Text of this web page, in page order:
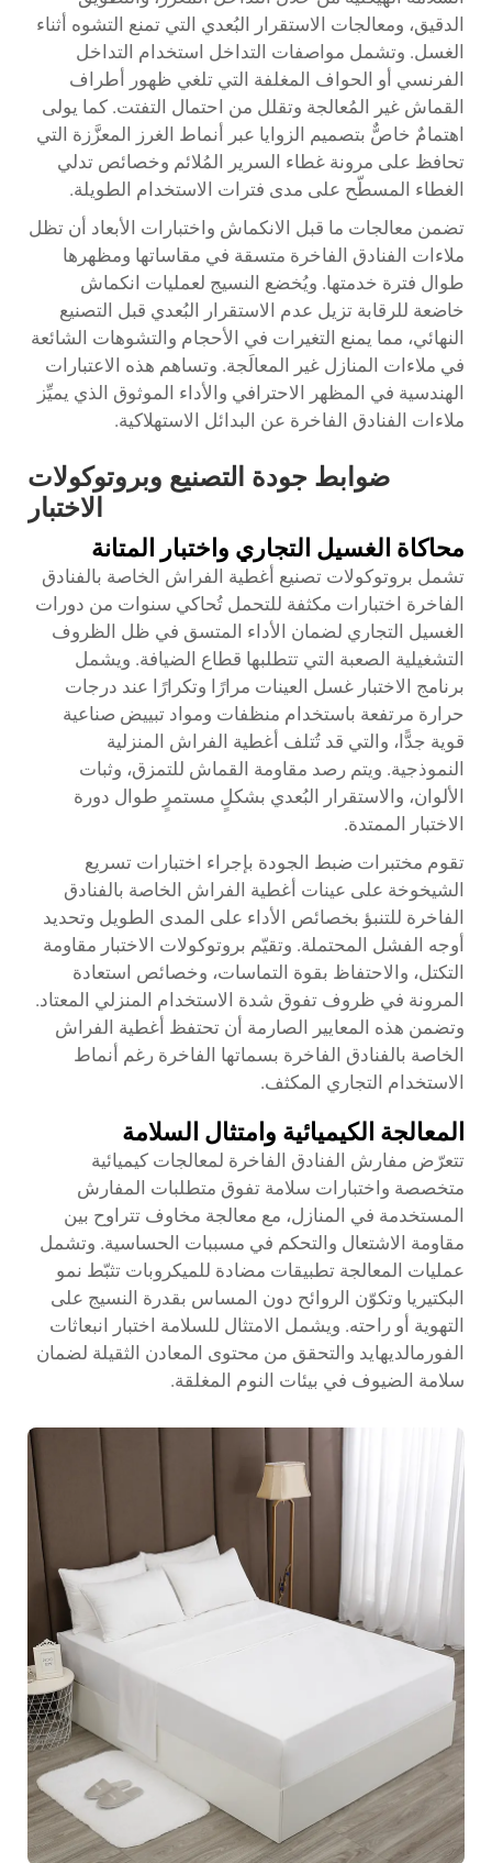
الدقيق، ومعالجات الاستقرار البُعدي التي تمنع التشوه أثناء
الغسل. وتشمل مواصفات التداخل استخدام التداخل
الفرنسي أو الحواف المغلفة التي تلغي ظهور أطراف
القماش غير المُعالجة وتقلل من احتمال التفتت. كما يولى
اهتمامٌ خاصٌّ بتصميم الزوايا عبر أنماط الغرز المعزَّزة التي
تحافظ على مرونة غطاء السرير المُلائم وخصائص تدلي
الغطاء المسطّح على مدى فترات الاستخدام الطويلة.
تضمن معالجات ما قبل الانكماش واختبارات الأبعاد أن تظل
ملاءات الفنادق الفاخرة متسقة في مقاساتها ومظهرها
طوال فترة خدمتها. ويُخضع النسيج لعمليات انكماش
خاضعة للرقابة تزيل عدم الاستقرار البُعدي قبل التصنيع
النهائي، مما يمنع التغيرات في الأحجام والتشوهات الشائعة
في ملاءات المنازل غير المعالَجة. وتساهم هذه الاعتبارات
الهندسية في المظهر الاحترافي والأداء الموثوق الذي يميِّز
ملاءات الفنادق الفاخرة عن البدائل الاستهلاكية.
ضوابط جودة التصنيع وبروتوكولات
الاختبار
محاكاة الغسيل التجاري واختبار المتانة
تشمل بروتوكولات تصنيع أغطية الفراش الخاصة بالفنادق
الفاخرة اختبارات مكثفة للتحمل تُحاكي سنوات من دورات
الغسيل التجاري لضمان الأداء المتسق في ظل الظروف
التشغيلية الصعبة التي تتطلبها قطاع الضيافة. ويشمل
برنامج الاختبار غسل العينات مرارًا وتكرارًا عند درجات
حرارة مرتفعة باستخدام منظفات ومواد تبييض صناعية
قوية جدًّا، والتي قد تُتلف أغطية الفراش المنزلية
النموذجية. ويتم رصد مقاومة القماش للتمزق، وثبات
الألوان، والاستقرار البُعدي بشكلٍ مستمرٍ طوال دورة
الاختبار الممتدة.
تقوم مختبرات ضبط الجودة بإجراء اختبارات تسريع
الشيخوخة على عينات أغطية الفراش الخاصة بالفنادق
الفاخرة للتنبؤ بخصائص الأداء على المدى الطويل وتحديد
أوجه الفشل المحتملة. وتقيّم بروتوكولات الاختبار مقاومة
التكتل، والاحتفاظ بقوة التماسات، وخصائص استعادة
المرونة في ظروف تفوق شدة الاستخدام المنزلي المعتاد.
وتضمن هذه المعايير الصارمة أن تحتفظ أغطية الفراش
الخاصة بالفنادق الفاخرة بسماتها الفاخرة رغم أنماط
الاستخدام التجاري المكثف.
المعالجة الكيميائية وامتثال السلامة
تتعرّض مفارش الفنادق الفاخرة لمعالجات كيميائية
متخصصة واختبارات سلامة تفوق متطلبات المفارش
المستخدمة في المنازل، مع معالجة مخاوف تتراوح بين
مقاومة الاشتعال والتحكم في مسببات الحساسية. وتشمل
عمليات المعالجة تطبيقات مضادة للميكروبات تثبّط نمو
البكتيريا وتكوّن الروائح دون المساس بقدرة النسيج على
التهوية أو راحته. ويشمل الامتثال للسلامة اختبار انبعاثات
الفورمالديهايد والتحقق من محتوى المعادن الثقيلة لضمان
سلامة الضيوف في بيئات النوم المغلقة.